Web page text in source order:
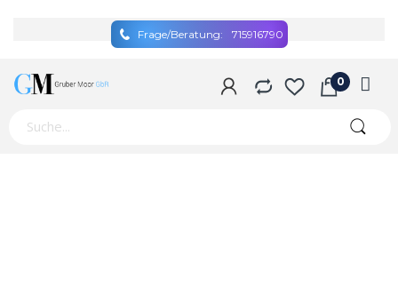
Frage/Beratung: 715916790